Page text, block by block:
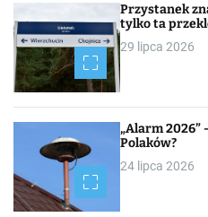
Przystanek
tylko ta
29 lipca 2026
„Alarm 2026”
Polaków?
24 lipca 2026